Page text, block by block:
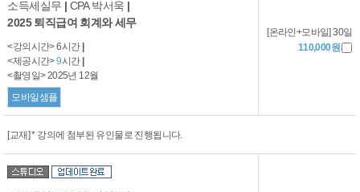
소득세실무 | CPA 박서욱 |
2025 퇴직급여 회계와 세무
<강의시간> 6시간
<제공시간>9시간
<촬영일> 2025년 12월
모바일샘플
[온라인+모바일] 30일
110,000원
[교재] * 강의에 첨부된 유인물로 진행됩니다.